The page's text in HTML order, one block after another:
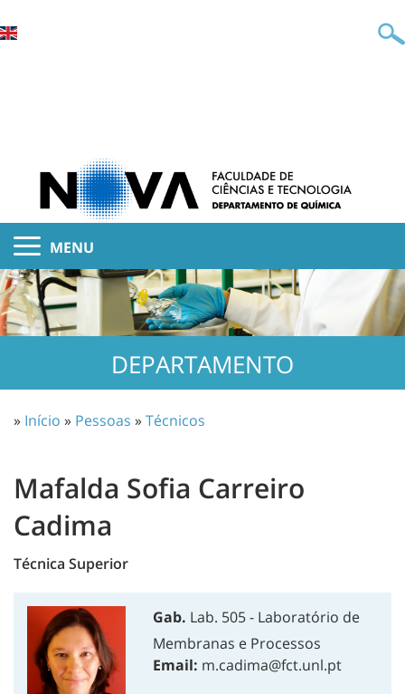
MENU
DEPARTAMENTO
» Início » Pessoas »Técnicos
Mafalda Sofia Carreiro
Cadima
Técnica Superior
Gab. Lab. 505 - Laboratório de
Membranas e Processos
Email: m.cadima@fct.unl.pt